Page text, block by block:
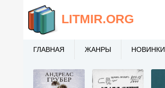
LITMIR.ORG
ГЛАВНАЯ ЖАНРЫ НОВИНКИ